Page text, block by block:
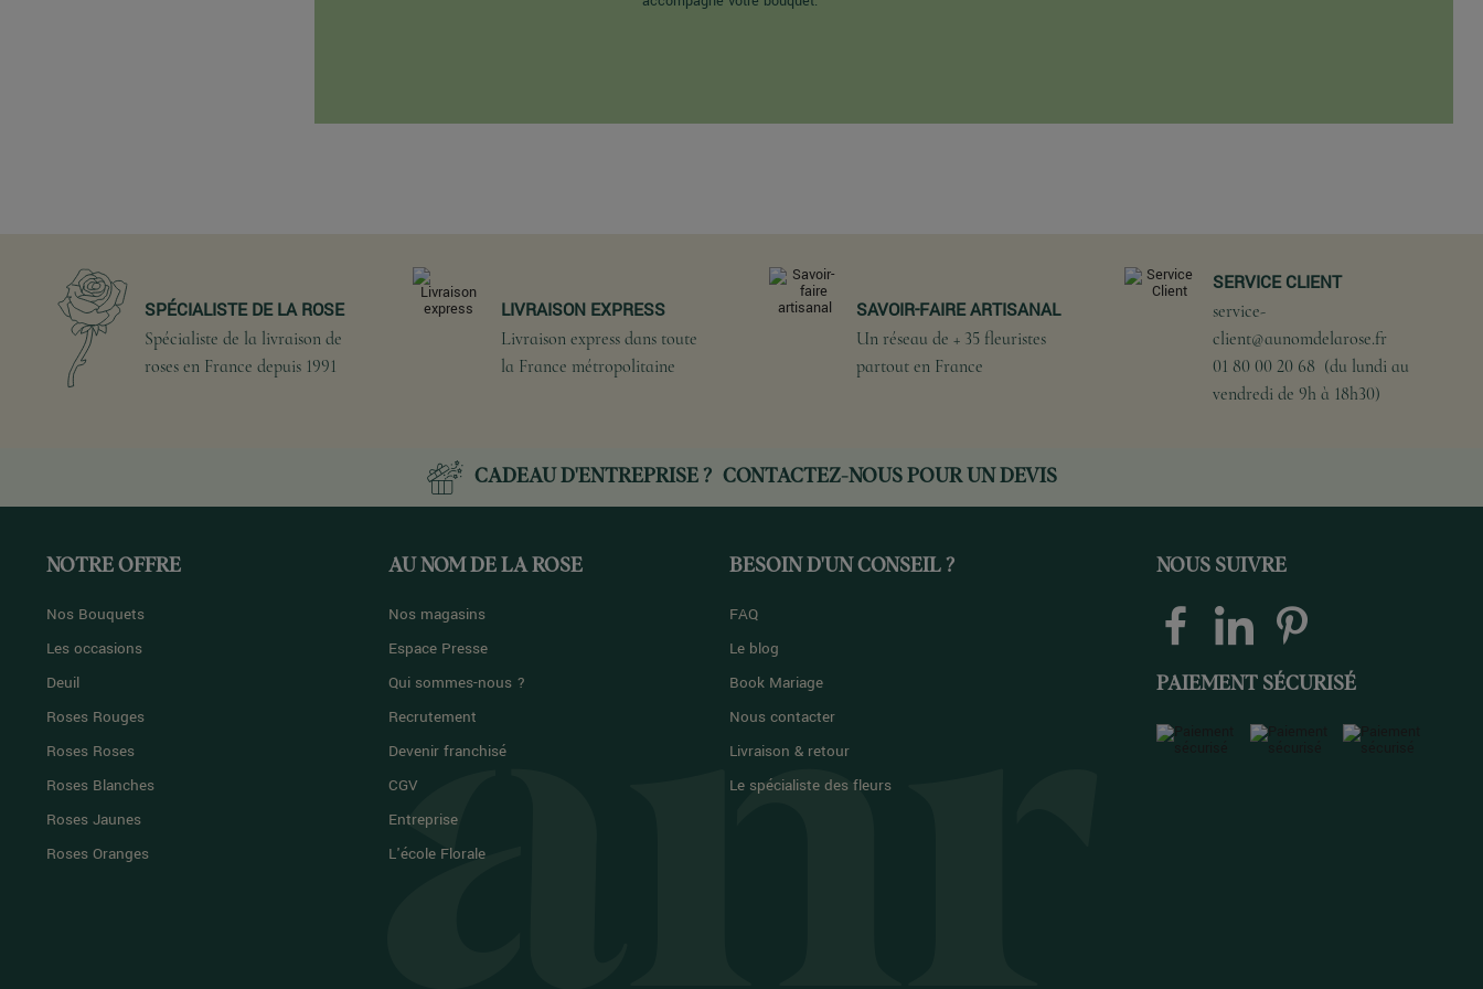
SPÉCIALISTE DE LA ROSE
Spécialiste de la livraison de
roses en France depuis 1991
LIVRAISON EXPRESS
Livraison express dans toute
la France métropolitaine
SAVOIR-FAIRE ARTISANAL
Un réseau de + 35 fleuristes
partout en France
SERVICE CLIENT
service-
client@aunomdelarose.fr
01 80 00 20 68 (du lundi au
vendredi de 9h à 18h30)
CADEAU D'ENTREPRISE ? CONTACTEZ-NOUSPOUR UN DEVIS
NOTRE OFFRE
Nos Bouquets
Les occasions
Deuil
Roses Rouges
Roses Roses
Roses Blanches
Roses Jaunes
Roses Oranges
AU NOM DE LA ROSE
Nos magasins
Espace Presse
Qui sommes-nous ?
Recrutement
Devenir franchisé
CGV
Entreprise
L'école Florale
BESOIN D'UN CONSEIL ?
FAQ
Le blog
Book Mariage
Nous contacter
Livraison & retour
Le spécialiste des fleurs
NOUS SUIVRE
PAIEMENT SÉCURISÉ